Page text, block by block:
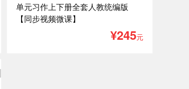
单元习作上下册全套人教统编版
【同步视频微课】
¥245元